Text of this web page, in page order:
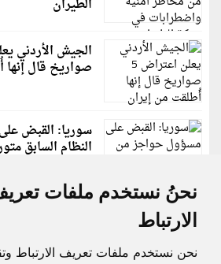
نحنُ نستخدم ملفات
الارتباط
نحن نستخدم ملفات تعريف الارتباط
الطيران
صواريخ قال إنها
سوريا: القبض
النظام السابق